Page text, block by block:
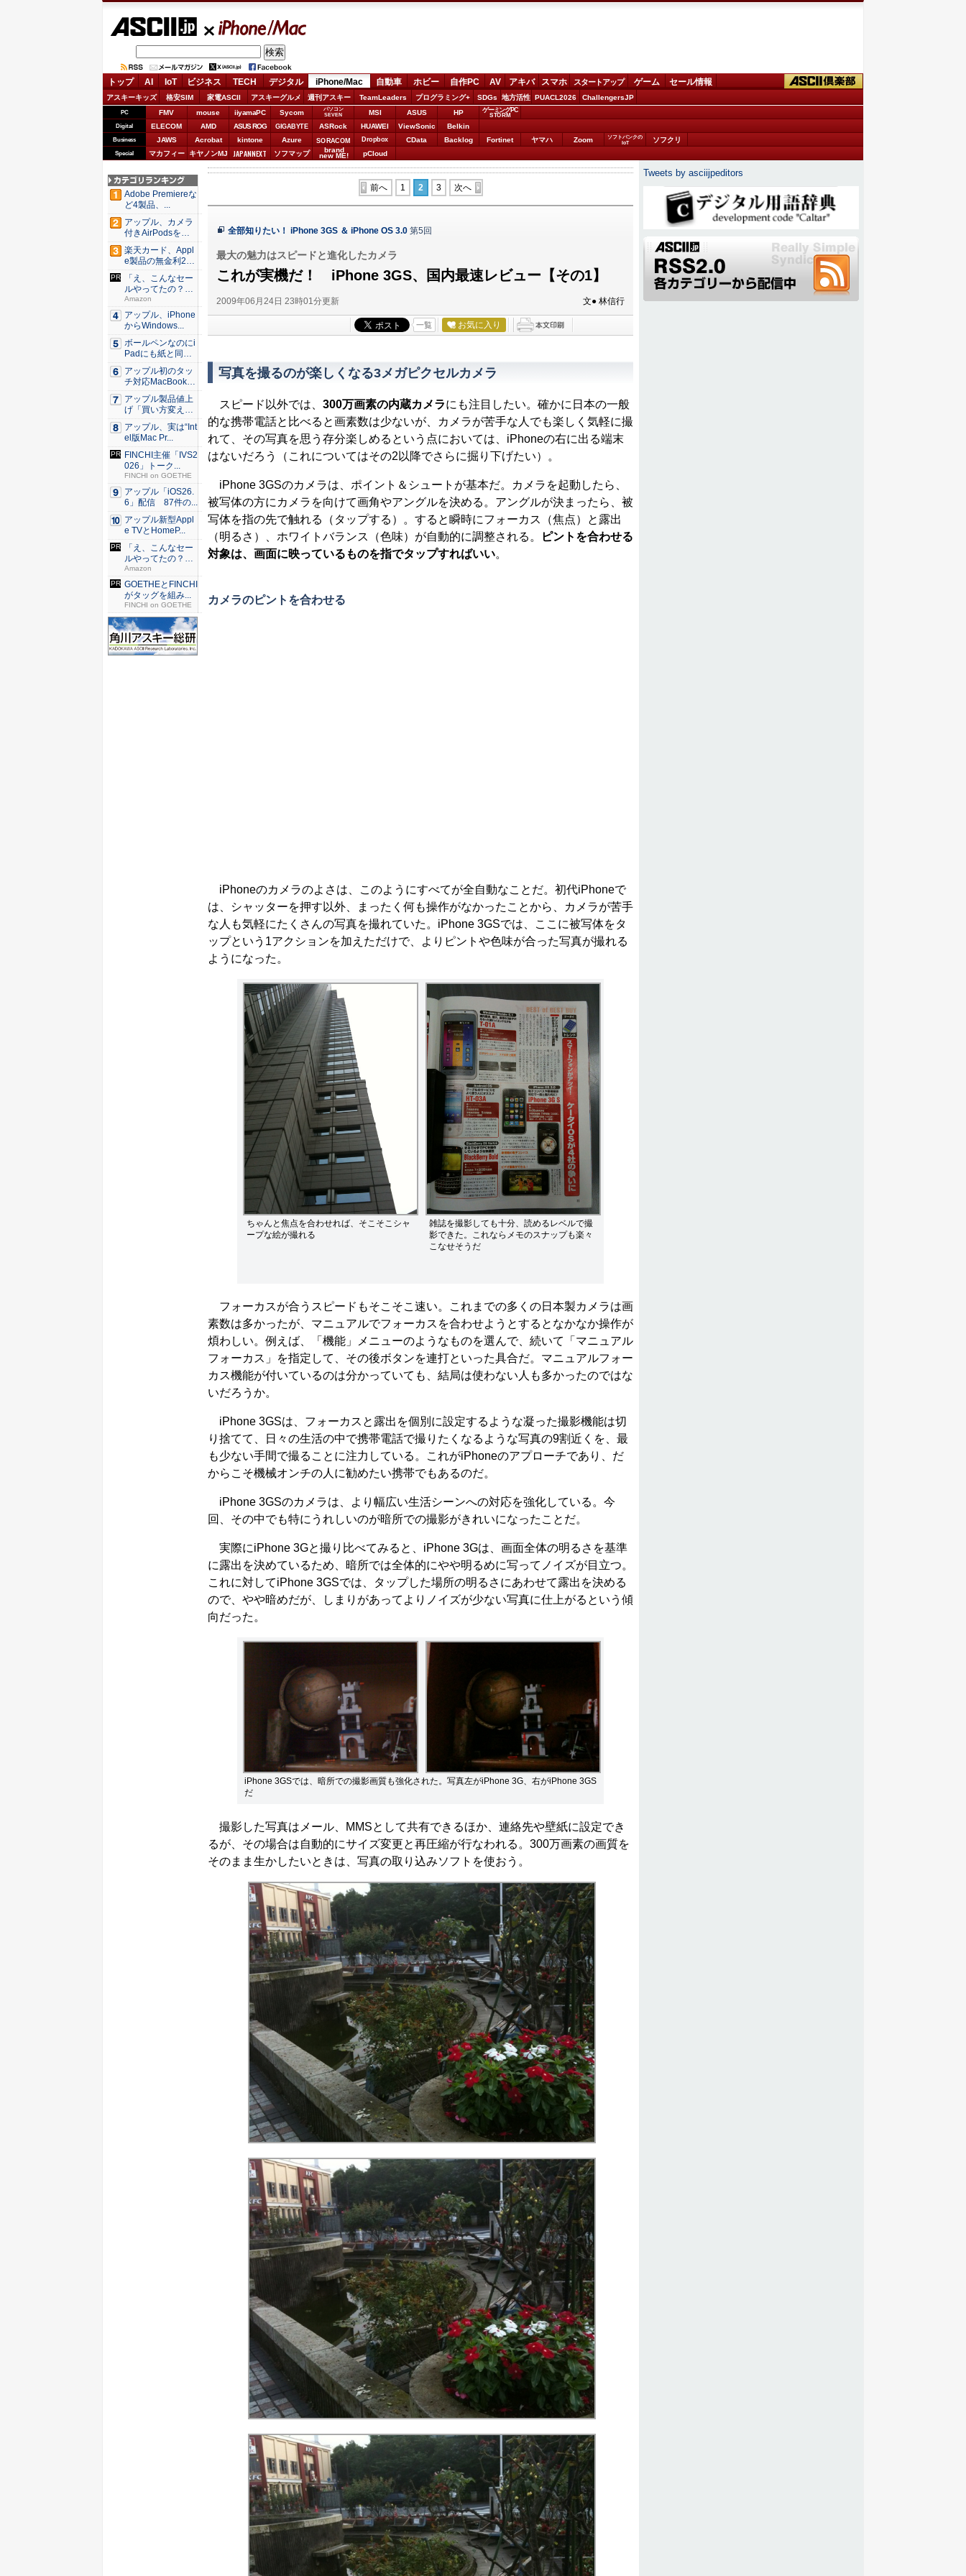
iPhone/Mac
トップ AI IoT ビジネス TECH デジタル iPhone/Mac 自動車 ホビー 自作PC AV アキバ スマホ スタートアップ ゲーム セール情報
アスキーキッズ 格安SIM 家電ASCII アスキーグルメ 週刊アスキー TeamLeaders プログラミング+ SDGs 地方活性 PUACL2026 ChallengersJP
PC FMV mouse iiyamaPC Sycom
パソコン
SEVEN
MSI ASUS HP ゲーミングPC
STORM
Digital ELECOM AMD ASUS ROG GIGABYTE ASRock HUAWEI ViewSonic Belkin
Business JAWS Acrobat kintone Azure SORACOM Dropbox CData Backlog Fortinet ヤマハ Zoom
ソフトバンクの
IoT
ソフクリ
Special マカフィー キヤノンMJ JAPANNEXT ソフマップ brand
new ME! pCloud
前へ 1 2 3 次へ
全部知りたい！ iPhone 3GS ＆ iPhone OS 3.0 第5回
最大の魅力はスピードと進化したカメラ
これが実機だ！ iPhone 3GS、国内最速レビュー【その1】
2009年06月24日 23時01分更新 文● 林信行
一覧 お気に入り
写真を撮るのが楽しくなる3メガピクセルカメラ
スピード以外では、 300万画素の内蔵カメラにも注目したい。確かに日本の一般
的な携帯電話と比べると画素数は少ないが、カメラが苦手な人でも楽しく気軽に撮
れて、その写真を思う存分楽しめるという点においては、iPhoneの右に出る端末
はないだろう（これについてはその2以降でさらに掘り下げたい）。
iPhone 3GSのカメラは、ポイント＆シュートが基本だ。カメラを起動したら、
被写体の方にカメラを向けて画角やアングルを決める。アングルが決まったら、被
写体を指の先で触れる（タップする）。すると瞬時にフォーカス（焦点）と露出
（明るさ）、ホワイトバランス（色味）が自動的に調整される。
ピントを合わせる
対象は、画面に映っているものを指でタップすればいい。
カメラのピントを合わせる
iPhoneのカメラのよさは、このようにすべてが全自動なことだ。初代iPhoneで
は、シャッターを押す以外、まったく何も操作がなかったことから、カメラが苦手
な人も気軽にたくさんの写真を撮れていた。iPhone 3GSでは、ここに被写体をタ
ップという1アクションを加えただけで、よりピントや色味が合った写真が撮れる
ようになった。
ちゃんと焦点を合わせれば、そこそこシャ
ープな絵が撮れる
雑誌を撮影しても十分、読めるレベルで撮
影できた。これならメモのスナップも楽々
こなせそうだ
フォーカスが合うスピードもそこそこ速い。これまでの多くの日本製カメラは画
素数は多かったが、マニュアルでフォーカスを合わせようとするとなかなか操作が
煩わしい。例えば、「機能」メニューのようなものを選んで、続いて「マニュアル
フォーカス」を指定して、その後ボタンを連打といった具合だ。マニュアルフォー
カス機能が付いているのは分かっていても、結局は使わない人も多かったのではな
いだろうか。
iPhone 3GSは、フォーカスと露出を個別に設定するような凝った撮影機能は切
り捨てて、日々の生活の中で携帯電話で撮りたくなるような写真の9割近くを、最
も少ない手間で撮ることに注力している。これがiPhoneのアプローチであり、だ
からこそ機械オンチの人に勧めたい携帯でもあるのだ。
iPhone 3GSのカメラは、より幅広い生活シーンへの対応を強化している。今
回、その中でも特にうれしいのが暗所での撮影がきれいになったことだ。
実際にiPhone 3Gと撮り比べてみると、iPhone 3Gは、画面全体の明るさを基準
に露出を決めているため、暗所では全体的にやや明るめに写ってノイズが目立つ。
これに対してiPhone 3GSでは、タップした場所の明るさにあわせて露出を決める
ので、やや暗めだが、しまりがあってよりノイズが少ない写真に仕上がるという傾
向だった。
iPhone 3GSでは、暗所での撮影画質も強化された。写真左がiPhone 3G、右がiPhone 3GS
だ
撮影した写真はメール、MMSとして共有できるほか、連絡先や壁紙に設定でき
るが、その場合は自動的にサイズ変更と再圧縮が行なわれる。300万画素の画質を
そのまま生かしたいときは、写真の取り込みソフトを使おう。
Adobe Premiereな
ど4製品、...
アップル、カメラ
付きAirPodsを年
内...
楽天カード、Appl
e製品の無金利24
回...
「え、こんなセー
ルやってたの？」
80％O...
Amazon
アップル、iPhone
からWindows...
ボールペンなのにi
Padにも紙と同じ
滑ら...
アップル初のタッ
チ対応MacBook、
早...
アップル製品値上
げ「買い方変え
る」9割超...
アップル、実は“Int
el版Mac Pr...
FINCHI主催「IVS2
026」トーク...
FINCHI on GOETHE
アップル「iOS26.
6」配信 87件の...
アップル新型Appl
e TVとHomeP...
「え、こんなセー
ルやってたの？」
80％O...
Amazon
GOETHEとFINCHI
がタッグを組み...
FINCHI on GOETHE
Tweets by asciijpeditors